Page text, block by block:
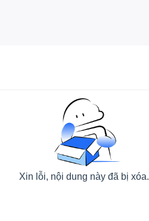
Xin lỗi, nội dung này đã bị xóa.